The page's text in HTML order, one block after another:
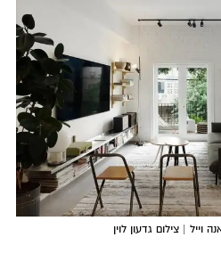
| צילום גדעון לוין